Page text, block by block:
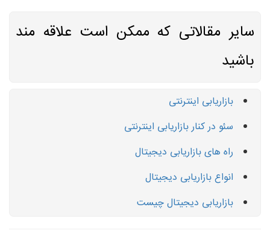
سایر مقالاتی که ممکن است علاقه مند
باشید
بازاریابی اینترنتی
سئو در کنار بازاریابی اینترنتی
راه های بازاریابی دیجیتال
انواع بازاریابی دیجیتال
بازاریابی دیجیتال چیست